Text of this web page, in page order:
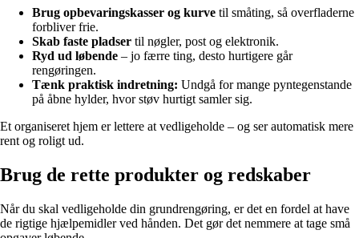
Brug opbevaringskasser og kurve til småting, så overfladerne
forbliver frie.
Skab faste pladser til nøgler, post og elektronik.
Ryd ud løbende – jo færre ting, desto hurtigere går
rengøringen.
Tænk praktisk indretning: Undgå for mange pyntegenstande
på åbne hylder, hvor støv hurtigt samler sig.
Et organiseret hjem er lettere at vedligeholde – og ser automatisk mere
rent og roligt ud.
Brug de rette produkter og redskaber
Når du skal vedligeholde din grundrengøring, er det en fordel at have
de rigtige hjælpemidler ved hånden. Det gør det nemmere at tage små